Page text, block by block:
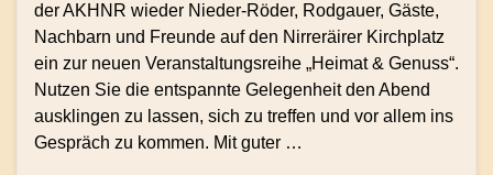
der AKHNR wieder Nieder-Röder, Rodgauer, Gäste,
Nachbarn und Freunde auf den Nirreräirer Kirchplatz
ein zur neuen Veranstaltungsreihe „Heimat & Genuss“.
Nutzen Sie die entspannte Gelegenheit den Abend
ausklingen zu lassen, sich zu treffen und vor allem ins
Gespräch zu kommen. Mit guter …